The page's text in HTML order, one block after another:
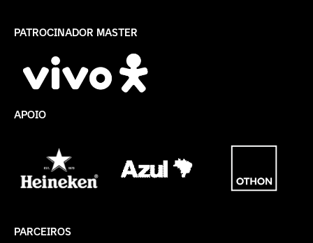
PATROCINADOR MASTER
APOIO
PARCEIROS